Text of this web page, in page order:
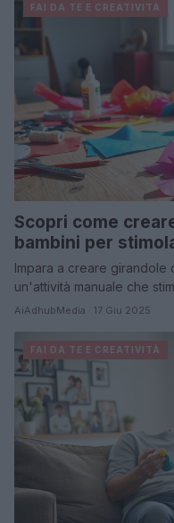
FAI DA TE E CREATIVITÀ
Scopri come
bambini per
Impara a creare girandole
un'attività manuale che
AiAdhubMedia · 17 Giu 2025
FAI DA TE E CREATIVITÀ